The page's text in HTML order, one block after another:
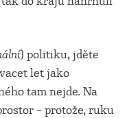
) politiku, jděte
let jako
tam nejde. Na
– protože, ruku